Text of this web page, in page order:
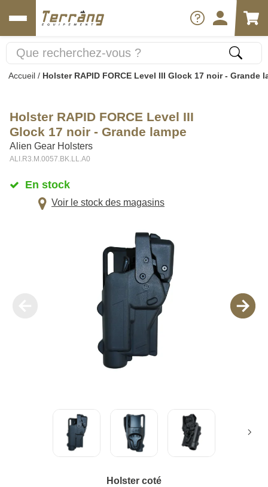
Accueil / Holster RAPID FORCE Level III Glock 17 noir - Grande
Holster RAPID FORCE Level III
Glock 17 noir - Grande lampe
Alien Gear Holsters
ALI.R3.M.0057.BK.LL.A0
En stock
Voir le stock des magasins
Holster coté